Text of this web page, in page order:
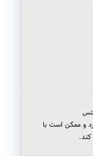
و ممکن است با